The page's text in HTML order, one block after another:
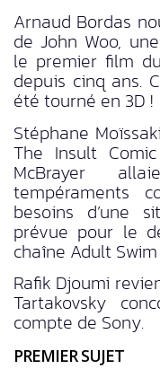
Arnaud Bordas
de John Woo,
le premier film
depuis cinq ans.
été tourné en 3D !
Stéphane
The Insult
McBrayer
tempéraments
besoins d’une
prévue pour le
chaîne Adult Swim
Rafik Djoumi
Tartakovsky
compte de Sony.
PREMIER SUJET